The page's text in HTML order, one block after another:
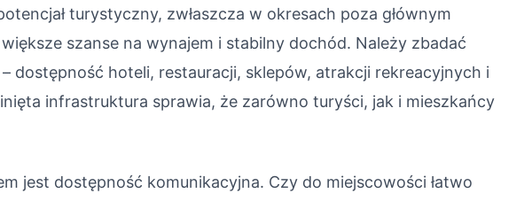
turystyczny, zwłaszcza w okresach poza głównym
szanse na wynajem i stabilny dochód. Należy zbadać
dostępność hoteli, restauracji, sklepów, atrakcji rekreacyjnych i
infrastruktura sprawia, że zarówno turyści, jak i mieszkańcy
jest dostępność komunikacyjna. Czy do miejscowości łatwo